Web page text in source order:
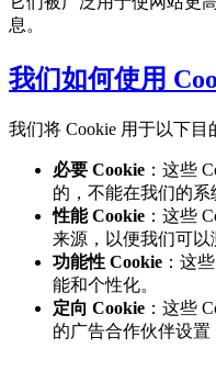
息。
我们如何使用
我们将 Cookie 用于以下目
必要 Cookie ：这些
的，不能在我们的系
性能 Cookie ：这些
来源，以便我们可以
功能性 Cookie ：这
能和个性化。
定向 Cookie ：这些
的广告合作伙伴设置